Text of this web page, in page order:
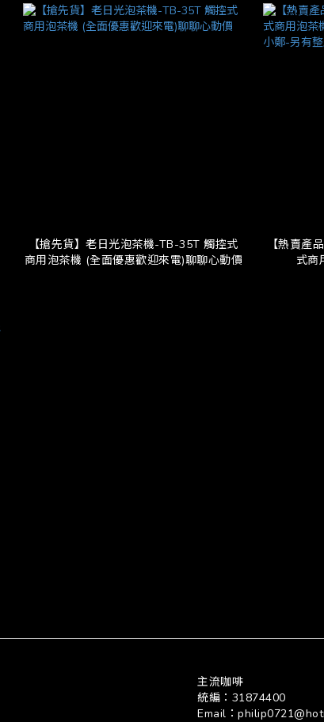
【搶先貨】老日光泡茶機-TB-35T 觸控式
商用泡茶機 (全面優惠歡迎來電)聊聊心動價
【熱賣產
式商
主流咖啡
統編：31874400
Email：